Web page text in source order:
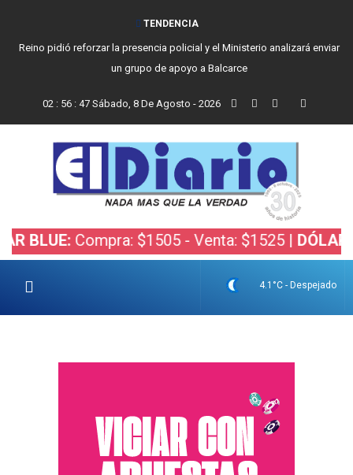
TENDENCIA
Reino pidió reforzar la presencia policial y el Ministerio analizará enviar
un grupo de apoyo a Balcarce
02 : 56 : 48 Sábado, 8 De Agosto - 2026
Compra: $1505 - Venta: $1525 |DÓLAR
4.1°C - Despejado